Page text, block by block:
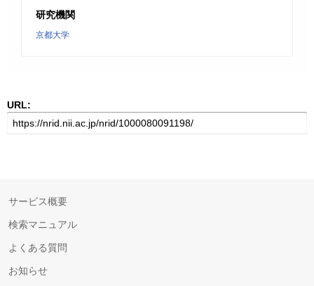
研究機関
京都大学
URL:
サービス概要
検索マニュアル
よくある質問
お知らせ